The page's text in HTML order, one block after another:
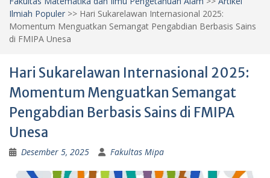
Ilmiah Populer >> Hari Sukarelawan Internasional 2025:
Momentum Menguatkan Semangat Pengabdian Berbasis Sains
di FMIPA Unesa
Hari Sukarelawan Internasional 2025:
Momentum Menguatkan Semangat
Pengabdian Berbasis Sains di FMIPA
Unesa
Desember 5, 2025 Fakultas Mipa